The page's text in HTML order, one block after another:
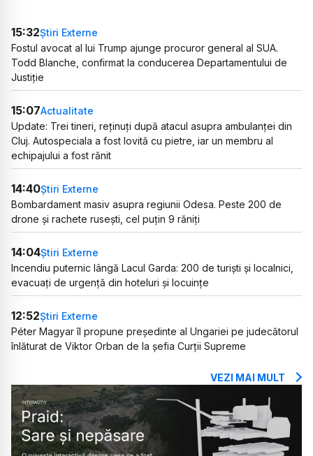
15:32Știri Externe
Fostul avocat al lui Trump ajunge procuror general al SUA.
Todd Blanche, confirmat la conducerea Departamentului de
Justiție
15:07Actualitate
Update: Trei tineri, reținuți după atacul asupra ambulanței din
Cluj. Autospeciala a fost lovită cu pietre, iar un membru al
echipajului a fost rănit
14:40Știri Externe
Bombardament masiv asupra regiunii Odesa. Peste 200 de
drone și rachete rusești, cel puțin 9 răniți
14:04Știri Externe
Incendiu puternic lângă Lacul Garda: 200 de turiști și localnici,
evacuați de urgență din hoteluri și locuințe
12:52Știri Externe
Péter Magyar îl propune președinte al Ungariei pe judecătorul
înlăturat de Viktor Orban de la șefia Curții Supreme
VEZI MAI MULT